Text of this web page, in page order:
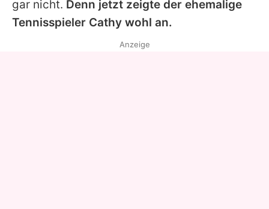
gar nicht. Denn jetzt zeigte der ehemalige
Tennisspieler Cathy wohl an.
Anzeige